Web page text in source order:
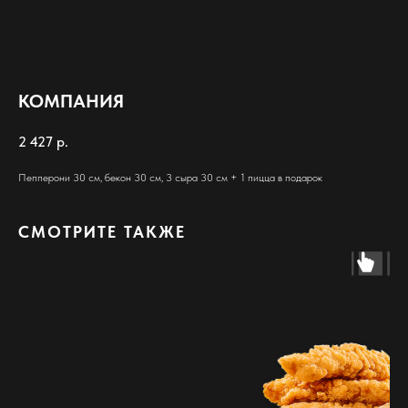
КОМПАНИЯ
2 427 р.
Пепперони 30 см, бекон 30 см, 3 сыра 30 см + 1 пицца в подарок
СМОТРИТЕ ТАКЖЕ